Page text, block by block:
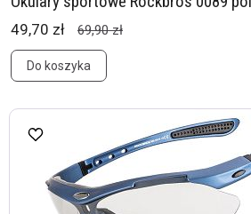
49,70 zł 69,90 zł
Do koszyka